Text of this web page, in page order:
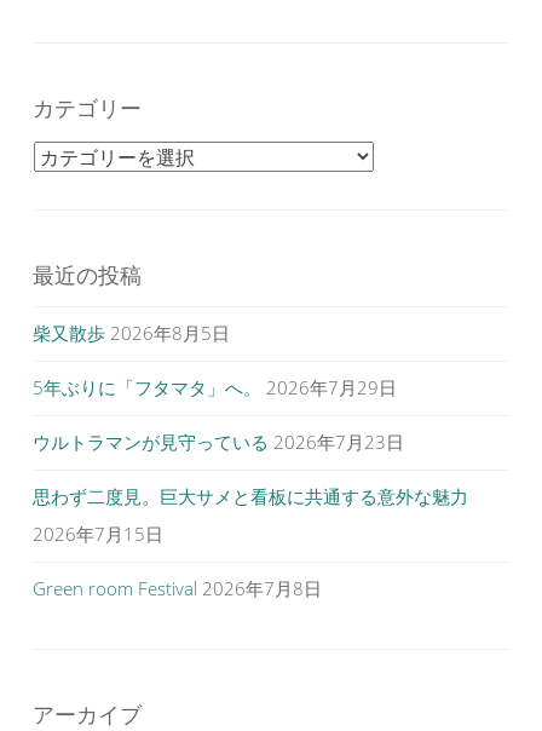
カテゴリー
カテゴリー
最近の投稿
柴又散歩 2026年8月5日
5年ぶりに「フタマタ」へ。 2026年7月29日
ウルトラマンが見守っている 2026年7月23日
思わず二度見。巨大サメと看板に共通する意外な魅力
2026年7月15日
Green room Festival 2026年7月8日
アーカイブ